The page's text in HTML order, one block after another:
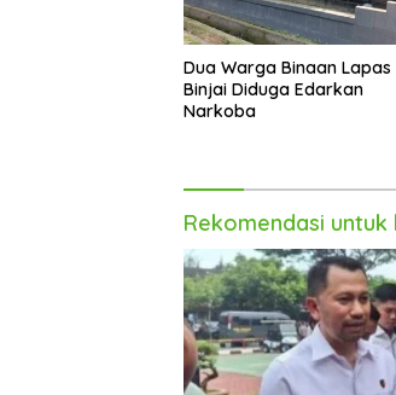
Dua Warga Binaan Lapas
Binjai Diduga Edarkan
Narkoba
Rekomendasi untuk